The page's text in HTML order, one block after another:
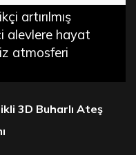
artırılmış
alevlere hayat
atmosferi
3D Buharlı Ateş